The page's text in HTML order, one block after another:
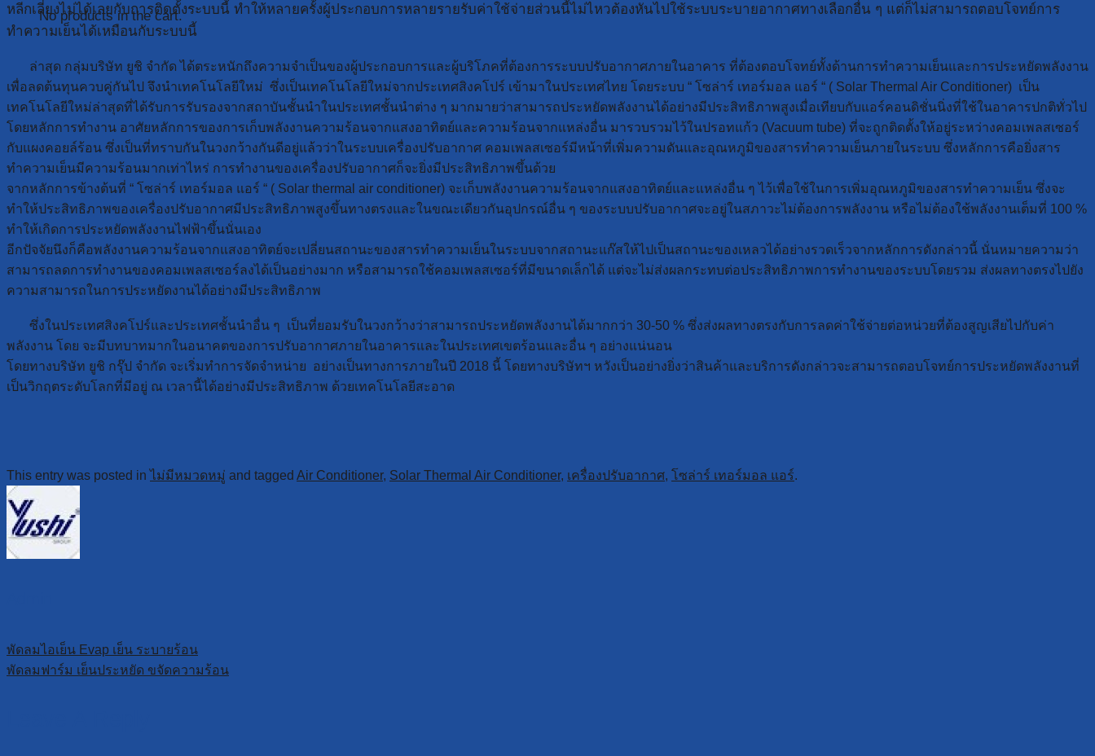
No products in the cart.
หลีกเลี่ยงไม่ได้เลยกับการติดตั้งระบบนี้ ทำให้หลายครั้งผู้ประกอบการหลายรายรับค่าใช้จ่ายส่วนนี้ไม่ไหวต้องหันไปใช้ระบบระบายอากาศทางเลือกอื่น ๆ แต่ก็ไม่สามารถตอบโจทย์การ
ทำความเย็นได้เหมือนกับระบบนี้
ล่าสุด กลุ่มบริษัท ยูชิ จำกัด ได้ตระหนักถึงความจำเป็นของผู้ประกอบการและผู้บริโภคที่ต้องการระบบปรับอากาศภายในอาคาร ที่ต้องตอบโจทย์ทั้งด้านการทำความเย็นและการประหยัดพลังงาน
เพื่อลดต้นทุนควบคู่กันไป จึงนำเทคโนโลยีใหม่ ซึ่งเป็นเทคโนโลยีใหม่จากประเทศสิงคโปร์ เข้ามาในประเทศไทย โดยระบบ “ โซล่าร์ เทอร์มอล แอร์ “ ( Solar Thermal Air Conditioner) เป็น
เทคโนโลยีใหม่ล่าสุดที่ได้รับการรับรองจากสถาบันชั้นนำในประเทศชั้นนำต่าง ๆ มากมายว่าสามารถประหยัดพลังงานได้อย่างมีประสิทธิภาพสูงเมื่อเทียบกับแอร์คอนดิชั่นนิ่งที่ใช้ในอาคารปกติทั่วไป
โดยหลักการทำงาน อาศัยหลักการของการเก็บพลังงานความร้อนจากแสงอาทิตย์และความร้อนจากแหล่งอื่น มารวบรวมไว้ในปรอทแก้ว (Vacuum tube) ที่จะถูกติดตั้งให้อยู่ระหว่างคอมเพลสเซอร์
กับแผงคอยล์ร้อน ซึ่งเป็นที่ทราบกันในวงกว้างกันดีอยู่แล้วว่าในระบบเครื่องปรับอากาศ คอมเพลสเซอร์มีหน้าที่เพิ่มความดันและอุณหภูมิของสารทำความเย็นภายในระบบ ซึ่งหลักการคือยิ่งสาร
ทำความเย็นมีความร้อนมากเท่าไหร่ การทำงานของเครื่องปรับอากาศก็จะยิ่งมีประสิทธิภาพขึ้นด้วย
จากหลักการข้างต้นที่ “ โซล่าร์ เทอร์มอล แอร์ “ ( Solar thermal air conditioner) จะเก็บพลังงานความร้อนจากแสงอาทิตย์และแหล่งอื่น ๆ ไว้เพื่อใช้ในการเพิ่มอุณหภูมิของสารทำความเย็น ซึ่งจะ
ทำให้ประสิทธิภาพของเครื่องปรับอากาศมีประสิทธิภาพสูงขึ้นทางตรงและในขณะเดียวกันอุปกรณ์อื่น ๆ ของระบบปรับอากาศจะอยู่ในสภาวะไม่ต้องการพลังงาน หรือไม่ต้องใช้พลังงานเต็มที่ 100 %
ทำให้เกิดการประหยัดพลังงานไฟฟ้าขึ้นนั่นเอง
อีกปัจจัยนึงก็คือพลังงานความร้อนจากแสงอาทิตย์จะเปลี่ยนสถานะของสารทำความเย็นในระบบจากสถานะแก๊สให้ไปเป็นสถานะของเหลวได้อย่างรวดเร็วจากหลักการดังกล่าวนี้ นั่นหมายความว่า
สามารถลดการทำงานของคอมเพลสเซอร์ลงได้เป็นอย่างมาก หรือสามารถใช้คอมเพลสเซอร์ที่มีขนาดเล็กได้ แต่จะไม่ส่งผลกระทบต่อประสิทธิภาพการทำงานของระบบโดยรวม ส่งผลทางตรงไปยัง
ความสามารถในการประหยัดงานได้อย่างมีประสิทธิภาพ
ซึ่งในประเทศสิงคโปร์และประเทศชั้นนำอื่น ๆ เป็นที่ยอมรับในวงกว้างว่าสามารถประหยัดพลังงานได้มากกว่า 30-50 % ซึ่งส่งผลทางตรงกับการลดค่าใช้จ่ายต่อหน่วยที่ต้องสูญเสียไปกับค่า
พลังงาน โดย จะมีบทบาทมากในอนาคตของการปรับอากาศภายในอาคารและในประเทศเขตร้อนและอื่น ๆ อย่างแน่นอน
โดยทางบริษัท ยูชิ กรุ๊ป จำกัด จะเริ่มทำการจัดจำหน่าย อย่างเป็นทางการภายในปี 2018 นี้ โดยทางบริษัทฯ หวังเป็นอย่างยิ่งว่าสินค้าและบริการดังกล่าวจะสามารถตอบโจทย์การประหยัดพลังงานที่
เป็นวิกฤตระดับโลกที่มีอยู่ ณ เวลานี้ได้อย่างมีประสิทธิภาพ ด้วยเทคโนโลยีสะอาด
This entry was posted inไม่มีหมวดหมู่ and tagged Air Conditioner, Solar Thermal Air Conditioner, เครื่องปรับอากาศ, โซล่าร์ เทอร์มอล แอร์.
พัดลมไอเย็น Evap เย็น ระบายร้อน
พัดลมฟาร์ม เย็นประหยัด ขจัดความร้อน